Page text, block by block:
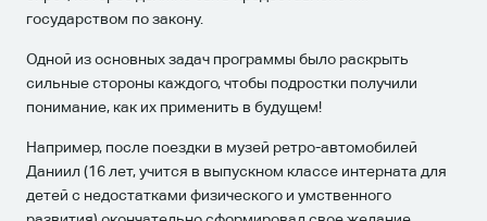
государством по закону.
Одной из основных задач программы было раскрыть
сильные стороны каждого, чтобы подростки получили
понимание, как их применить в будущем!
Например, после поездки в музей ретро-автомобилей
Даниил (16 лет, учится в выпускном классе интерната для
детей с недостатками физического и умственного